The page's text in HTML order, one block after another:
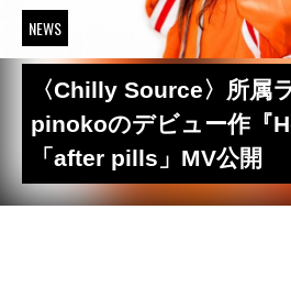
NEWS
〈Chilly Source〉所属
pinokoのデビュー作『
「after pills」MV公開